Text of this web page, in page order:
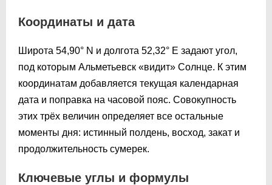
Координаты и дата
Широта 54,90° N и долгота 52,32° E задают угол,
под которым Альметьевск «видит» Солнце. К этим
координатам добавляется текущая календарная
дата и поправка на часовой пояс. Совокупность
этих трёх величин определяет все остальные
моменты дня: истинный полдень, восход, закат и
продолжительность сумерек.
Ключевые углы и формулы